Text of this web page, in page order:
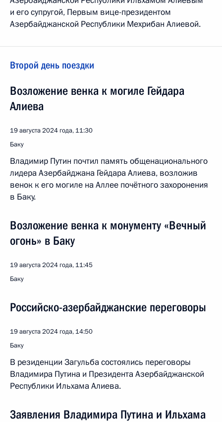
и его супругой, Первым вице-президентом
Азербайджанской Республики Мехрибан Алиевой.
Второй день поездки
Возложение венка к могиле Гейдара
Алиева
19 августа 2024 года, 11:30
Баку
Владимир Путин почтил память общенационального
лидера Азербайджана Гейдара Алиева, возложив
венок к его могиле на Аллее почётного захоронения
в Баку.
Возложение венка к монументу «Вечный
огонь» в Баку
19 августа 2024 года, 11:45
Баку
Российско-азербайджанские переговоры
19 августа 2024 года, 14:50
Баку
В резиденции Загульба состоялись переговоры
Владимира Путина и Президента Азербайджанской
Республики Ильхама Алиева.
Заявления Владимира Путина и Ильхама